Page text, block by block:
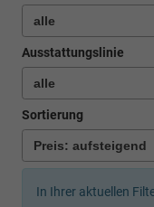
Ausstattungslinie
Sortierung
In Ihrer aktuellen